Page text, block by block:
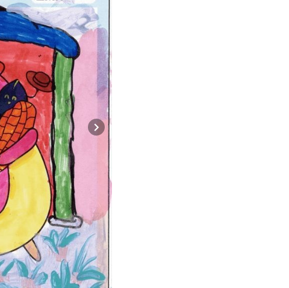
Next slide